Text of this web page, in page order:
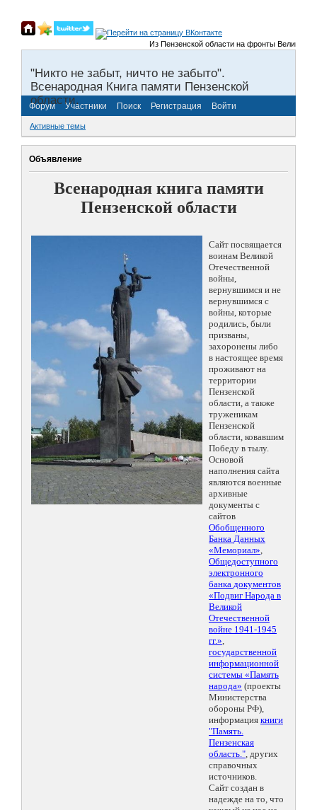
Из Пензенской области на фронты Великой
"Никто не забыт, ничто не забыто".
Всенародная Книга памяти Пензенской
области.
Форум Участники Поиск Регистрация Войти
Активные темы
Объявление
Всенародная книга памяти
Пензенской области
Сайт посвящается
воинам Великой
Отечественной
войны,
вернувшимся и не
вернувшимся с
войны, которые
родились, были
призваны,
захоронены либо
в настоящее время
проживают на
территории
Пензенской
области, а также
труженикам
Пензенской
области, ковавшим
Победу в тылу.
Основой
наполнения сайта
являются военные
архивные
документы с
сайтов
Обобщенного
Банка Данных
«Мемориал»,
Общедоступного
электронного
банка документов
«Подвиг Народа в
Великой
Отечественной
войне 1941-1945
гг.»,
государственной
информационной
системы «Память
народа» (проекты
Министерства
обороны РФ),
информация книги
"Память.
Пензенская
область.", других
справочных
источников.
Сайт создан в
надежде на то, что